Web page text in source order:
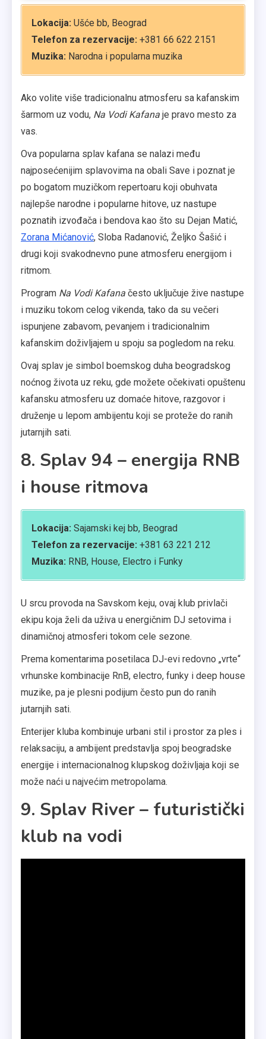
Lokacija: Ušće bb, Beograd
Telefon za rezervacije: +381 66 622 2151
Muzika: Narodna i popularna muzika
Ako volite više tradicionalnu atmosferu sa kafanskim
šarmom uz vodu, Na Vodi Kafana je pravo mesto za
vas.
Ova popularna splav kafana se nalazi među
najposećenijim splavovima na obali Save i poznat je
po bogatom muzičkom repertoaru koji obuhvata
najlepše narodne i popularne hitove, uz nastupe
poznatih izvođača i bendova kao što su Dejan Matić,
Zorana Mićanović, Sloba Radanović, Željko Šašić i
drugi koji svakodnevno pune atmosferu energijom i
ritmom.
Program Na Vodi Kafana često uključuje žive nastupe
i muziku tokom celog vikenda, tako da su večeri
ispunjene zabavom, pevanjem i tradicionalnim
kafanskim doživljajem u spoju sa pogledom na reku.
Ovaj splav je simbol boemskog duha beogradskog
noćnog života uz reku, gde možete očekivati opuštenu
kafansku atmosferu uz domaće hitove, razgovor i
druženje u lepom ambijentu koji se proteže do ranih
jutarnjih sati.
8. Splav 94 – energija RNB
i house ritmova
Lokacija: Sajamski kej bb, Beograd
Telefon za rezervacije: +381 63 221 212
Muzika: RNB, House, Electro i Funky
U srcu provoda na Savskom keju, ovaj klub privlači
ekipu koja želi da uživa u energičnim DJ setovima i
dinamičnoj atmosferi tokom cele sezone.
Prema komentarima posetilaca DJ-evi redovno „vrtе“
vrhunske kombinacije RnB, electro, funky i deep house
muzike, pa je plesni podijum često pun do ranih
jutarnjih sati.
Enterijer kluba kombinuje urbani stil i prostor za ples i
relaksaciju, a ambijent predstavlja spoj beogradske
energije i internacionalnog klupskog doživljaja koji se
može naći u najvećim metropolama.
9. Splav River – futuristički
klub na vodi